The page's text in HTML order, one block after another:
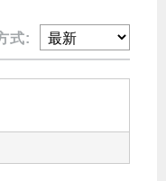
式: